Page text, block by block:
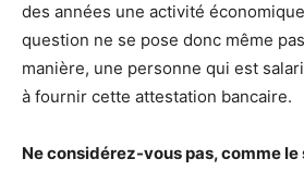
des années une activité
question ne se pose donc même
manière, une personne qui est
à fournir cette attestation bancaire.
Ne considérez-vous pas, comme